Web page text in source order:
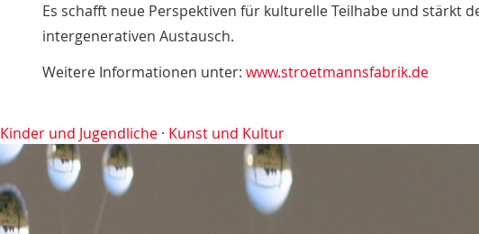
Es schafft neue Perspektiven für kulturelle Teilhabe und stärkt
intergenerativen Austausch.
Weitere Informationen unter:www.stroetmannsfabrik.de
Kinder und Jugendliche · Kunst und Kultur